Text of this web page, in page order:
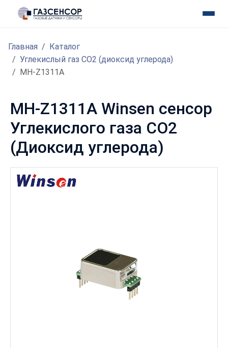
Главная
Каталог
Углекислый газ CO2 (диоксид углерода)
MH-Z1311A
MH-Z1311A Winsen сенсор
Углекислого газа CO2
(Диоксид углерода)